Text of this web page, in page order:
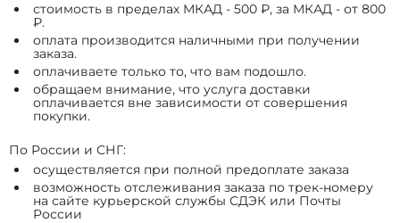
стоимость в пределах МКАД - 500 ₽, за МКАД - от 800
₽.
оплата производится наличными при получении
заказа.
оплачиваете только то, что вам подошло.
обращаем внимание, что услуга доставки
оплачивается вне зависимости от совершения
покупки.
По России и СНГ:
осуществляется при полной предоплате заказа
возможность отслеживания заказа по трек-номеру
на сайте курьерской службы СДЭК или Почты
России